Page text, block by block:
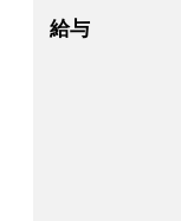
給与